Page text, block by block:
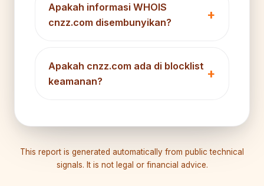
Apakah informasi WHOIS
cnzz.com disembunyikan?
Apakah cnzz.com ada di blocklist
keamanan?
This report is generated automatically from public technical
signals. It is not legal or financial advice.